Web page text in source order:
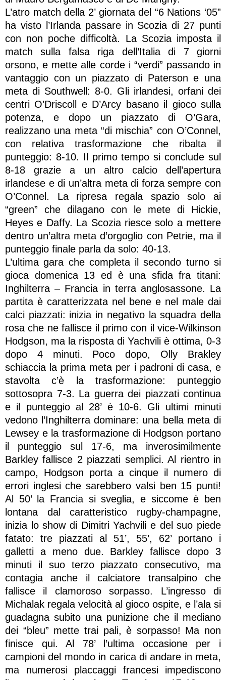
L’atro match della 2’ giornata del “6 Nations ‘05”
ha visto l’Irlanda passare in Scozia di 27 punti
con non poche difficoltà. La Scozia imposta il
match sulla falsa riga dell’Italia di 7 giorni
orsono, e mette alle corde i “verdi” passando in
vantaggio con un piazzato di Paterson e una
meta di Southwell: 8-0. Gli irlandesi, orfani dei
centri O’Driscoll e D’Arcy basano il gioco sulla
potenza, e dopo un piazzato di O’Gara,
realizzano una meta “di mischia” con O’Connel,
con relativa trasformazione che ribalta il
punteggio: 8-10. Il primo tempo si conclude sul
8-18 grazie a un altro calcio dell’apertura
irlandese e di un’altra meta di forza sempre con
O’Connel. La ripresa regala spazio solo ai
“green” che dilagano con le mete di Hickie,
Heyes e Daffy. La Scozia riesce solo a mettere
dentro un’altra meta d’orgoglio con Petrie, ma il
punteggio finale parla da solo: 40-13.
L’ultima gara che completa il secondo turno si
gioca domenica 13 ed è una sfida fra titani:
Inghilterra – Francia in terra anglosassone. La
partita è caratterizzata nel bene e nel male dai
calci piazzati: inizia in negativo la squadra della
rosa che ne fallisce il primo con il vice-Wilkinson
Hodgson, ma la risposta di Yachvili è ottima, 0-3
dopo 4 minuti. Poco dopo, Olly Brakley
schiaccia la prima meta per i padroni di casa, e
stavolta c’è la trasformazione: punteggio
sottosopra 7-3. La guerra dei piazzati continua
e il punteggio al 28’ è 10-6. Gli ultimi minuti
vedono l’Inghilterra dominare: una bella meta di
Lewsey e la trasformazione di Hodgson portano
il punteggio sul 17-6, ma inverosimilmente
Barkley fallisce 2 piazzati semplici. Al rientro in
campo, Hodgson porta a cinque il numero di
errori inglesi che sarebbero valsi ben 15 punti!
Al 50’ la Francia si sveglia, e siccome è ben
lontana dal caratteristico rugby-champagne,
inizia lo show di Dimitri Yachvili e del suo piede
fatato: tre piazzati al 51’, 55’, 62’ portano i
galletti a meno due. Barkley fallisce dopo 3
minuti il suo terzo piazzato consecutivo, ma
contagia anche il calciatore transalpino che
fallisce il clamoroso sorpasso. L’ingresso di
Michalak regala velocità al gioco ospite, e l’ala si
guadagna subito una punizione che il mediano
dei “bleu” mette trai pali, è sorpasso! Ma non
finisce qui. Al 78’ l’ultima occasione per i
campioni del mondo in carica di andare in meta,
ma numerosi placcaggi francesi impediscono